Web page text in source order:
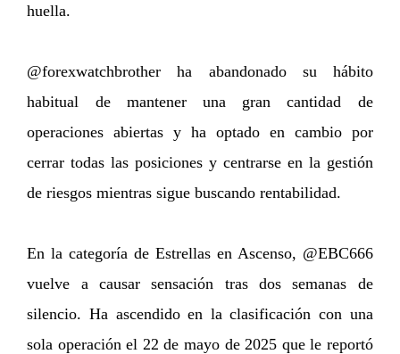
huella.
@forexwatchbrother ha abandonado su hábito
habitual de mantener una gran cantidad de
operaciones abiertas y ha optado en cambio por
cerrar todas las posiciones y centrarse en la gestión
de riesgos mientras sigue buscando rentabilidad.
En la categoría de Estrellas en Ascenso, @EBC666
vuelve a causar sensación tras dos semanas de
silencio. Ha ascendido en la clasificación con una
sola operación el 22 de mayo de 2025 que le reportó